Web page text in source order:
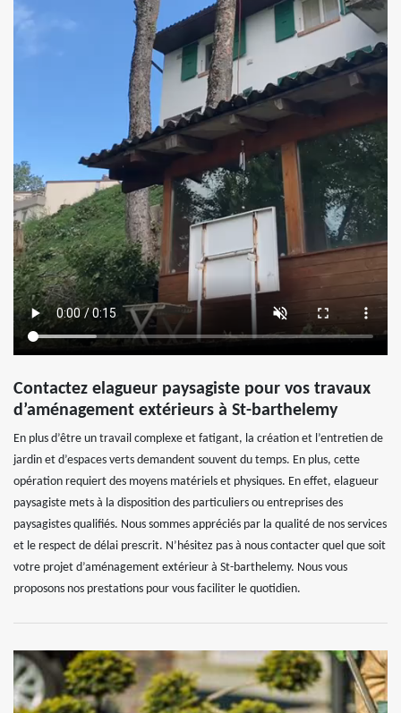
Contactez elagueur paysagiste pour vos travaux
d’aménagement extérieurs à St-barthelemy
En plus d’être un travail complexe et fatigant, la création et l’entretien de
jardin et d’espaces verts demandent souvent du temps. En plus, cette
opération requiert des moyens matériels et physiques. En effet, elagueur
paysagiste mets à la disposition des particuliers ou entreprises des
paysagistes qualifiés. Nous sommes appréciés par la qualité de nos services
et le respect de délai prescrit. N’hésitez pas à nous contacter quel que soit
votre projet d’aménagement extérieur à St-barthelemy. Nous vous
proposons nos prestations pour vous faciliter le quotidien.